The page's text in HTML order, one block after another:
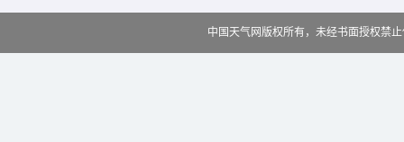
中国天气网版权所有，未经书面授权